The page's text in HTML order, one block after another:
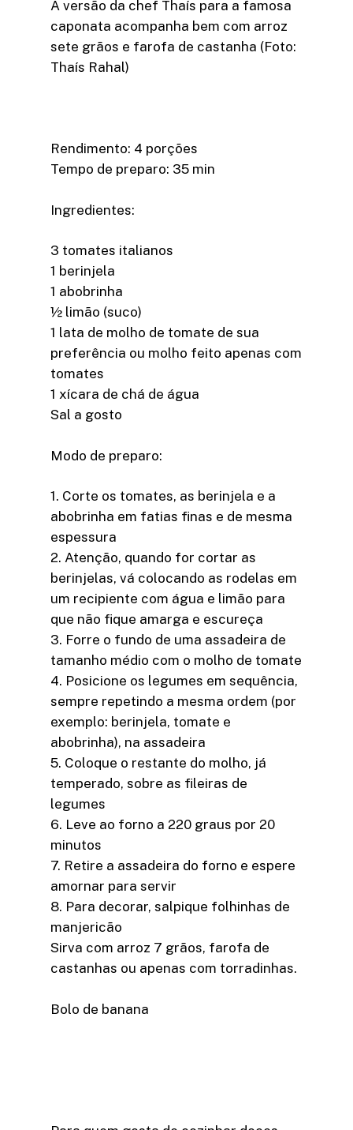
A versão da chef Thaís para a famosa
caponata acompanha bem com arroz
sete grãos e farofa de castanha (Foto:
Thaís Rahal)
Rendimento: 4 porções
Tempo de preparo: 35 min
Ingredientes:
3 tomates italianos
1 berinjela
1 abobrinha
½ limão (suco)
1 lata de molho de tomate de sua
preferência ou molho feito apenas com
tomates
1 xícara de chá de água
Sal a gosto
Modo de preparo:
1. Corte os tomates, as berinjela e a
abobrinha em fatias finas e de mesma
espessura
2. Atenção, quando for cortar as
berinjelas, vá colocando as rodelas em
um recipiente com água e limão para
que não fique amarga e escureça
3. Forre o fundo de uma assadeira de
tamanho médio com o molho de tomate
4. Posicione os legumes em sequência,
sempre repetindo a mesma ordem (por
exemplo: berinjela, tomate e
abobrinha), na assadeira
5. Coloque o restante do molho, já
temperado, sobre as fileiras de
legumes
6. Leve ao forno a 220 graus por 20
minutos
7. Retire a assadeira do forno e espere
amornar para servir
8. Para decorar, salpique folhinhas de
manjericão
Sirva com arroz 7 grãos, farofa de
castanhas ou apenas com torradinhas.
Bolo de banana